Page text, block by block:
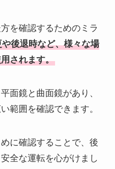
を確認するためのミラ
後退時など、様々な場
されます。
面鏡と曲面鏡があり、
範囲を確認できます。
に確認することで、後
全な運転を心がけまし